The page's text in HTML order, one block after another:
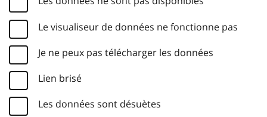
Le visualiseur de données ne fonctionne pas
Je ne peux pas télécharger les données
Lien brisé
Les données sont désuètes